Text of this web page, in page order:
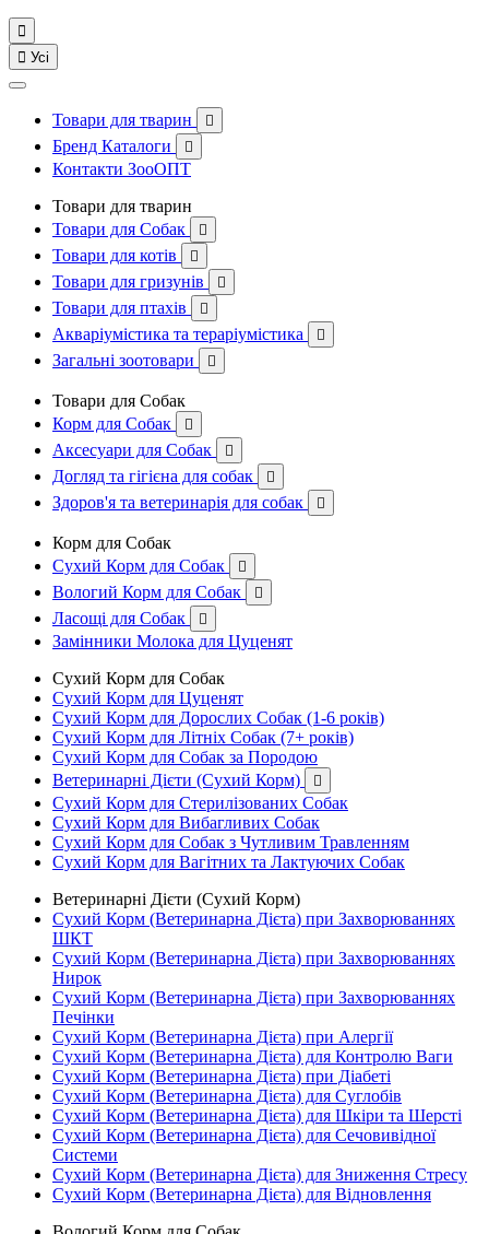

 Усі
Товари для тварин 
Бренд Каталоги 
Контакти ЗооОПТ
Товари для тварин
Товари для Собак

Товари для котів 
Товари для гризунів 
Товари для птахів 
Акваріумістика та тераріумістика 
Загальні зоотовари 
Товари для Собак
Корм для Собак

Аксесуари для Собак 
Догляд та гігієна для собак 
Здоров'я та ветеринарія для собак 
Корм для Собак
Сухий Корм для Собак

Вологий Корм для Собак 
Ласощі для Собак 
Замінники Молока для Цуценят
Сухий Корм для Собак
Сухий Корм для Цуценят
Сухий Корм для Дорослих Собак (1-6 років)
Сухий Корм для Літніх Собак (7+ років)
Сухий Корм для Собак за Породою
Ветеринарні Дієти (Сухий Корм)

Сухий Корм для Стерилізованих Собак
Сухий Корм для Вибагливих Собак
Сухий Корм для Собак з Чутливим Травленням
Сухий Корм для Вагітних та Лактуючих Собак
Ветеринарні Дієти (Сухий Корм)
Сухий Корм (Ветеринарна Дієта) при Захворюваннях
ШКТ
Сухий Корм (Ветеринарна Дієта) при Захворюваннях
Нирок
Сухий Корм (Ветеринарна Дієта) при Захворюваннях
Печінки
Сухий Корм (Ветеринарна Дієта) при Алергії
Сухий Корм (Ветеринарна Дієта) для Контролю Ваги
Сухий Корм (Ветеринарна Дієта) при Діабеті
Сухий Корм (Ветеринарна Дієта) для Суглобів
Сухий Корм (Ветеринарна Дієта) для Шкіри та Шерсті
Сухий Корм (Ветеринарна Дієта) для Сечовивідної
Системи
Сухий Корм (Ветеринарна Дієта) для Зниження Стресу
Сухий Корм (Ветеринарна Дієта) для Відновлення